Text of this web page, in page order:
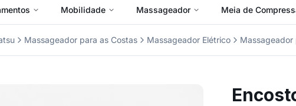
Mobilidade Massageador Meia de
Massageador para as Costas Massageador Elétrico Massageador